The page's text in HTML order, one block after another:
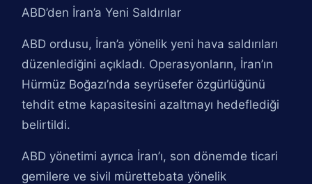
ABD’den İran’a Yeni Saldırılar
ABD ordusu, İran’a yönelik yeni hava saldırıları
düzenlediğini açıkladı. Operasyonların, İran’ın
Hürmüz Boğazı’nda seyrüsefer özgürlüğünü
tehdit etme kapasitesini azaltmayı hedeflediği
belirtildi.
ABD yönetimi ayrıca İran’ı, son dönemde ticari
gemilere ve sivil mürettebata yönelik